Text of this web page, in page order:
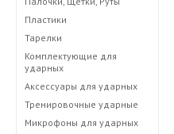
Пластики
Тарелки
Комплектующие для
ударных
Аксессуары для ударных
Тренировочные ударные
Микрофоны для ударных